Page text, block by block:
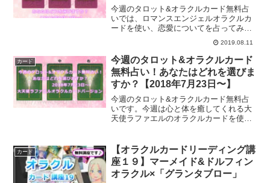
今週のタロット&オラクルカード無料占
いでは、ロマンスエンジェルオラクルカ
ードを使い、恋愛についてを占ってみま
した。夏は恋の季節です。今週のカード
からあなたへのメッセージは？
2019.08.11
カード
今週のタロット&オラクルカード
無料占い！あなたはどれを選びま
すか？【2018年7月23日〜】
今週のタロット&オラクルカード無料占
いです。今週は心と体を癒してくれる大
天使ラファエルのオラクルカードを使
ルからのメッセージは？
カード
【オラクルカードリーディング講
座１９】マーメイド&ドルフィン
オラクル×「グランタブロー」